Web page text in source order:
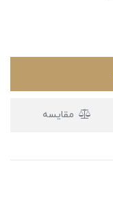
مقایسه